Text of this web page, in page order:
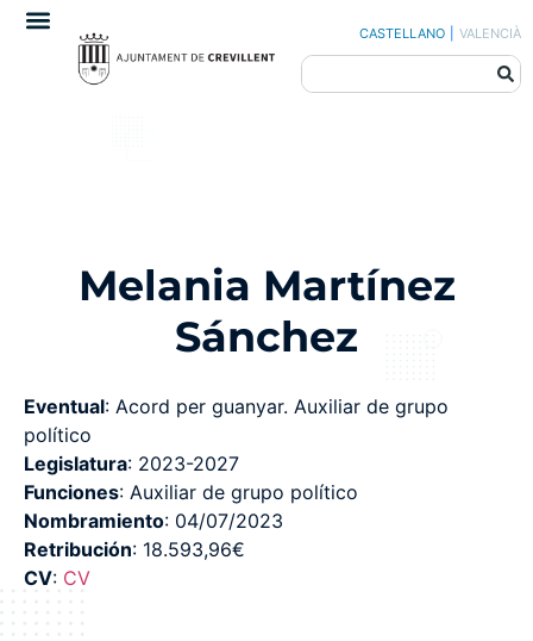
CASTELLANO VALENCIÀ
Melania Martínez
Sánchez
Eventual: Acord per guanyar. Auxiliar de grupo
político
Legislatura: 2023-2027
Funciones: Auxiliar de grupo político
Nombramiento: 04/07/2023
Retribución: 18.593,96€
CV: CV